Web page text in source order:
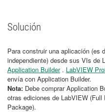
Solución
Para construir una aplicación (es
independiente) desde sus VIs de
Application Builder. LabVIEW
envía con Application Builder.
Nota: Debe comprar Application
otras ediciones de LabVIEW
Package).